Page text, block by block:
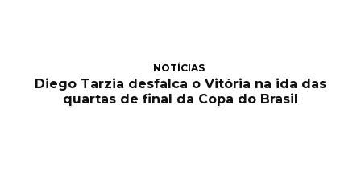
NOTÍCIAS
Diego Tarzia desfalca o Vitória na ida das
quartas de final da Copa do Brasil